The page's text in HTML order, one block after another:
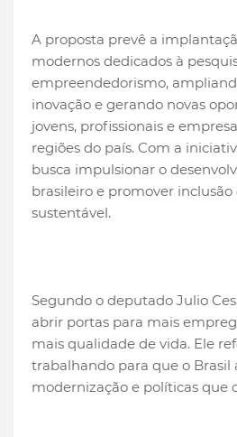
A proposta prevê a
modernos dedicados à
empreendedorismo,
inovação e gerando novas
jovens, profissionais e
regiões do país. Com a
busca impulsionar o
brasileiro e promover
sustentável.
Segundo o deputado Julio
abrir portas para mais
mais qualidade de vida. Ele
trabalhando para que o Brasil
modernização e políticas que